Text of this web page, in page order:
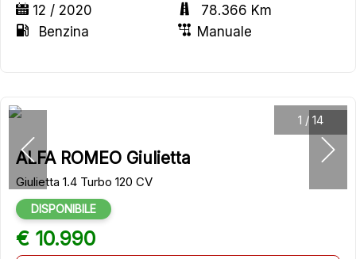
12 / 2020
78.366 Km
Benzina
Manuale
1 / 14
ALFA ROMEO Giulietta
Giulietta 1.4 Turbo 120 CV
DISPONIBILE
€ 10.990